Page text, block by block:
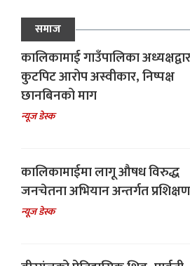
समाज
कालिकामाई गाउँपालिका
कुटपिट आरोप अस्वीकार, निष्पक्ष
छानबिनको माग
न्यूज डेस्क
कालिकामाईमा लागू औषध विरुद्ध
जनचेतना अभियान अन्तर्गत
न्यूज डेस्क